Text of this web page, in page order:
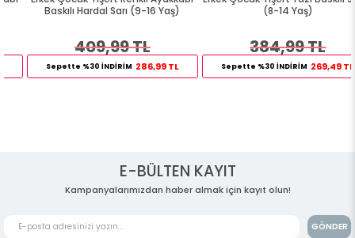
Baskılı Hardal Sarı (9-16 Yaş)
409,99 TL
Sepette %30 İNDİRİM 286,99 TL
(8-14 Yaş)
384,99 TL
Sepette %30 İNDİRİM 269,49 TL
E-BÜLTEN KAYIT
Kampanyalarımızdan haber almak için kayıt olun!
GÖNDER